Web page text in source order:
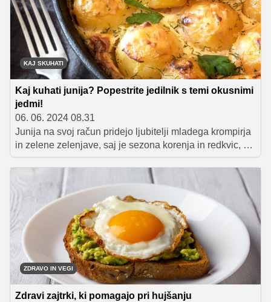
več ljudi in vprašanje, kaj uporabiti za zgoščevanje
omak namesto moke, si tako zastavlja vedno več
gospodinj. Za vas smo na enem mestu zbrali najbolj
priljubljene nadomestke in moramo reči, da je izbira
resnično zelo pestra in raznolika.
KAJ SKUHATI
Kaj kuhati junija? Popestrite jedilnik s temi okusnimi
jedmi!
06. 06. 2024 08.31
Junija na svoj račun pridejo ljubitelji mladega krompirja
in zelene zelenjave, saj je sezona korenja in redkvic, pa
tudi solate, špargljev, mlade čebulice, brokolija in graha
– in tudi kakšna mlada bučka bi se že našla.
Predstavljamo vam nekaj odličnih receptov, s katerimi
boste junijski jedilnik obogatili z okusnimi zelenjavnimi
jedmi ter slastnimi sadnimi sladicami.
ZDRAVO IN VEGI
Zdravi zajtrki, ki pomagajo pri hujšanju